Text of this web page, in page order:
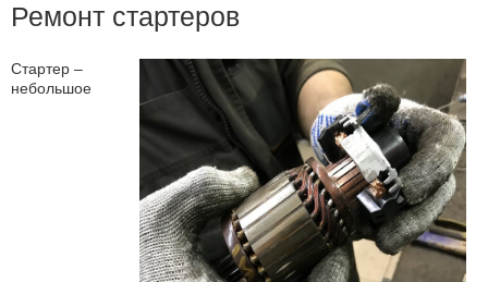
Ремонт стартеров
Стартер –
небольшое